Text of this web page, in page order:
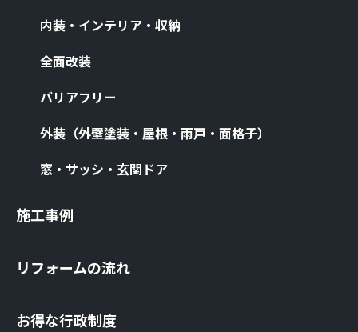
内装・インテリア・収納
全⾯改装
バリアフリー
外装（外壁塗装・屋根・⾬⼾・⾯格⼦）
窓・サッシ・⽞関ドア
施⼯事例
リフォームの流れ
お得な⾏政制度